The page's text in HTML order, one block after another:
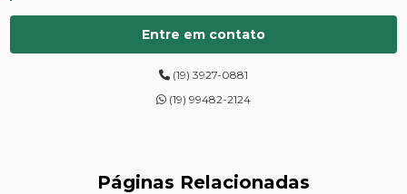
CURSOS DE PROTEÇÃO RADIOLÓGICA
DIGITALIZAÇÃO DE FILMES RADIOGRÁFICOS
ENSAIOS DE DUREZA DE CAMPO
Entre em contato
(19) 3927-0881
(19) 99482-2124
Páginas Relacionadas